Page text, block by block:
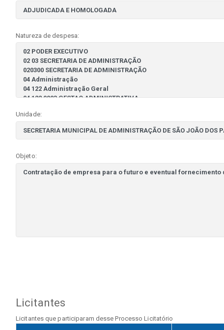
Natureza de despesa:
Unidade:
Objeto:
Licitantes
Licitantes que participaram desse Processo Licitatório